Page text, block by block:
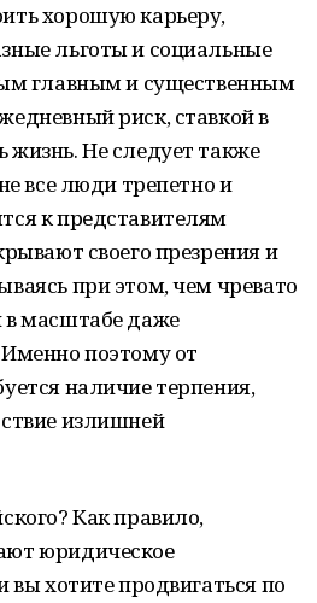
хорошую карьеру,
льготы и социальные
главным и существенным
риск, ставкой в
Не следует также
все люди трепетно и
к представителям
своего презрения и
при этом, чем чревато
в масштабе даже
поэтому от
наличие терпения,
излишней
Как правило,
юридическое
вы хотите продвигаться по